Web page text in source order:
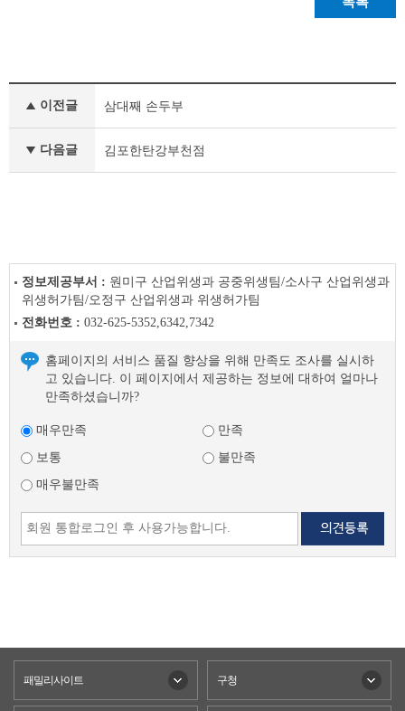
업
이전글 삼대째 손두부
다음글 김포한탄강부천점
정보제공부서 : 원미구 산업위생과 공중위생팀/소사구 산업위생과
위생허가팀/오정구 산업위생과 위생허가팀
전화번호 : 032-625-5352,6342,7342
홈페이지의 서비스 품질 향상을 위해 만족도 조사를 실시하
고 있습니다. 이 페이지에서 제공하는 정보에 대하여 얼마나
만족하셨습니까?
매우만족
만족
보통
불만족
매우불만족
패밀리사이트 구청